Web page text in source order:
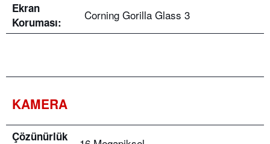
Ekran
Koruması:
Corning Gorilla Glass 3
KAMERA
Çözünürlük